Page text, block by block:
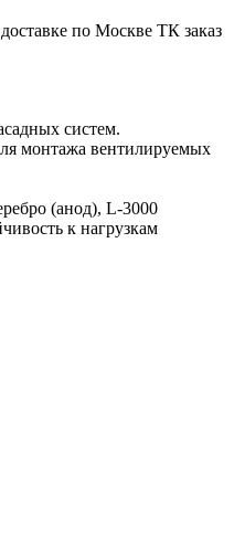
по Москве ТК заказ
систем.
монтажа вентилируемых
(анод), L-3000
к нагрузкам